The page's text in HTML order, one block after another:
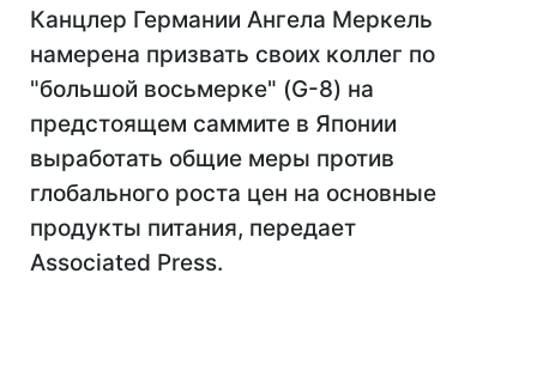
Канцлер Германии Ангела Меркель
намерена призвать своих коллег по
"большой восьмерке" (G-8) на
предстоящем саммите в Японии
выработать общие меры против
глобального роста цен на основные
продукты питания, передает
Associated Press.